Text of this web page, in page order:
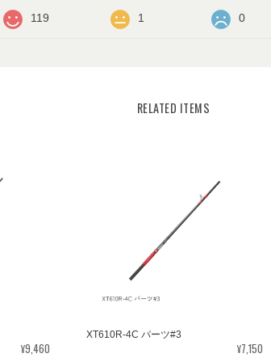
119 1 0
RELATED ITEMS
¥9,460
XT610R-4C パーツ#3
¥7,150